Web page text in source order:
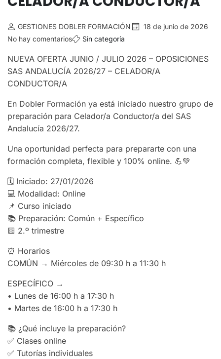
GESTIONES DOBLER FORMACIÓN
18 de junio de 2026
No hay comentarios
Sin categoría
NUEVA OFERTA JUNIO / JULIO 2026 – OPOSICIONES
SAS ANDALUCÍA 2026/27 – CELADOR/A
CONDUCTOR/A
En Dobler Formación ya está iniciado nuestro grupo de
preparación para Celador/a Conductor/a del SAS
Andalucía 2026/27.
Una oportunidad perfecta para prepararte con una
formación completa, flexible y 100% online. 💪💚
🗓 Iniciado: 27/01/2026
💻 Modalidad: Online
📌 Curso iniciado
📚 Preparación: Común + Específico
🟨 2.º trimestre
⏰ Horarios
COMÚN → Miércoles de 09:30 h a 11:30 h
ESPECÍFICO →
• Lunes de 16:00 h a 17:30 h
• Martes de 16:00 h a 17:30 h
📚 ¿Qué incluye la preparación?
✅ Clases online
✅ Tutorías individuales